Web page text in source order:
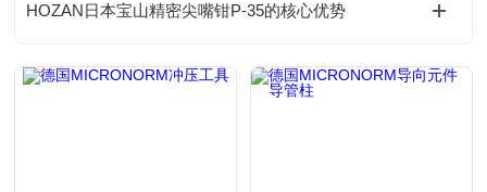
HOZAN日本宝山精密尖嘴钳P-35的核心优势